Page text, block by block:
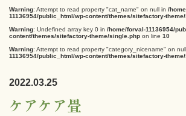
Warning: Attempt to read property "cat_name" on null in /
11136954/public_html/wp-content/themes/sitefactory-
Warning: Undefined array key 0 in /home/forval-11136954/
content/themes/sitefactory-theme/single.php on line 10
Warning: Attempt to read property "category_nicename" on
11136954/public_html/wp-content/themes/sitefactory-
2022.03.25
ケアケア畳